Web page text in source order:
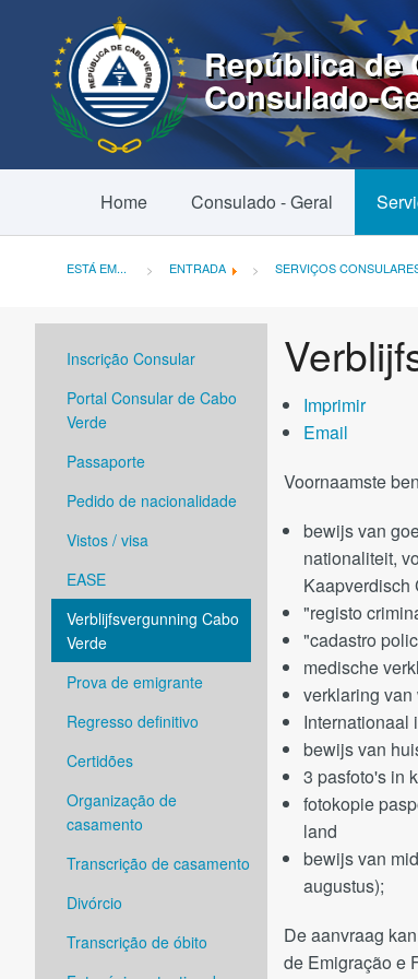
República de
Consulado-
Home Consulado - Geral
ESTÁ EM... ENTRADA SERVIÇOS
Inscrição Consular
Portal Consular de Cabo
Verde
Passaporte
Pedido de nacionalidade
Vistos / visa
EASE
Verblijfsvergunning Cabo
Verde
Prova de emigrante
Regresso definitivo
Certidões
Organização de
casamento
Transcrição de casamento
Divórcio
Transcrição de óbito
Imprimir
Email
Voornaamste
bewijs van
nationaliteit,
Kaapverdisch
"registo
"cadastro
medische
verklaring
Internationaal
bewijs van
3 pasfoto's in
fotokopie
land
bewijs van
augustus);
De aanvraag
de Emigração e